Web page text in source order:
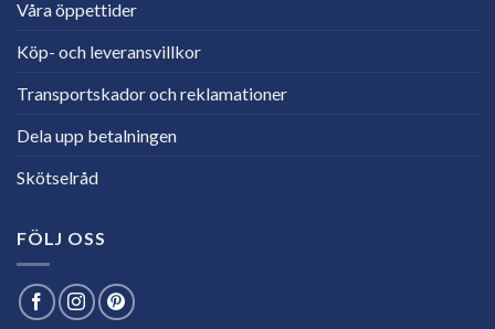
Våra öppettider
Köp- och leveransvillkor
Transportskador och reklamationer
Dela upp betalningen
Skötselråd
FÖLJ OSS